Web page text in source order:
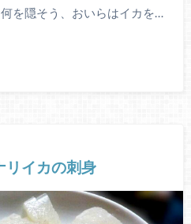
を隠そう、おいらはイカを…
リイカの刺身